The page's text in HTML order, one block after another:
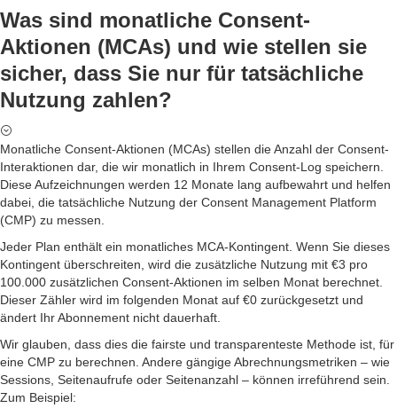
Was sind monatliche Consent-
Aktionen (MCAs) und wie stellen sie
sicher, dass Sie nur für tatsächliche
Nutzung zahlen?
Monatliche Consent-Aktionen (MCAs) stellen die Anzahl der Consent-
Interaktionen dar, die wir monatlich in Ihrem Consent-Log speichern.
Diese Aufzeichnungen werden 12 Monate lang aufbewahrt und helfen
dabei, die tatsächliche Nutzung der Consent Management Platform
(CMP) zu messen.
Jeder Plan enthält ein monatliches MCA-Kontingent. Wenn Sie dieses
Kontingent überschreiten, wird die zusätzliche Nutzung mit €3 pro
100.000 zusätzlichen Consent-Aktionen im selben Monat berechnet.
Dieser Zähler wird im folgenden Monat auf €0 zurückgesetzt und
ändert Ihr Abonnement nicht dauerhaft.
Wir glauben, dass dies die fairste und transparenteste Methode ist, für
eine CMP zu berechnen. Andere gängige Abrechnungsmetriken – wie
Sessions, Seitenaufrufe oder Seitenanzahl – können irreführend sein.
Zum Beispiel: